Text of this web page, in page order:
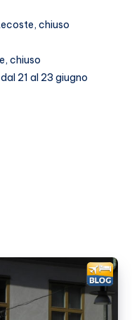
chiuso
chiuso
21 al 23 giugno